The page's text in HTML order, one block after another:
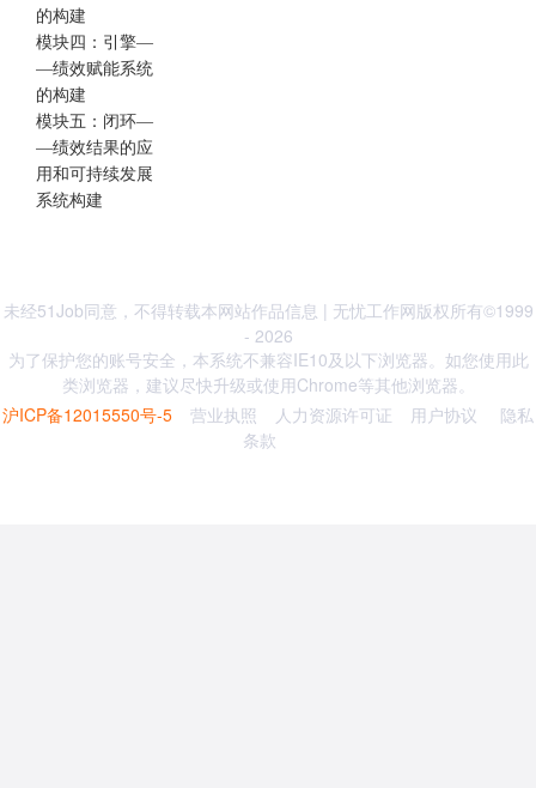
的构建
模块四：引擎—
—绩效赋能系统
的构建
模块五：闭环—
—绩效结果的应
用和可持续发展
系统构建
未经51Job同意，不得转载本网站作品信息 | 无忧工作网版权所有©1999
- 2026
为了保护您的账号安全，本系统不兼容IE10及以下浏览器。如您使用此
类浏览器，建议尽快升级或使用Chrome等其他浏览器。
沪ICP备12015550号-5
营业执照 人力资源许可证 用户协议
隐私
条款